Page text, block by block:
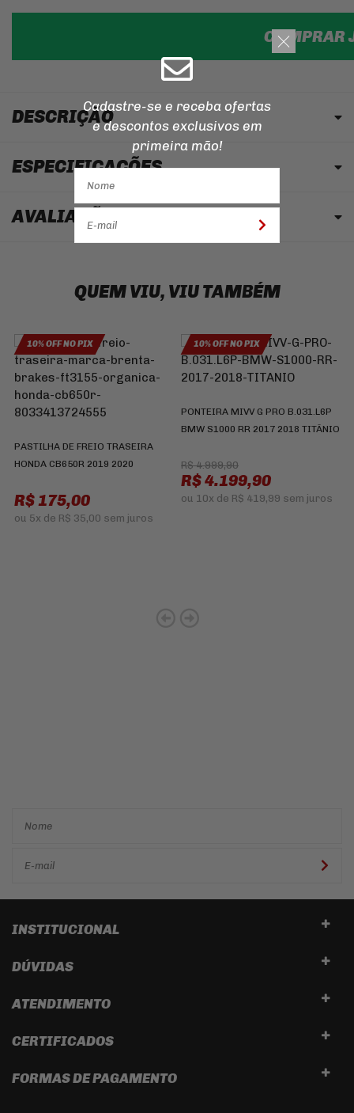
COMPRAR
DESCRIÇÃO
ESPECIFICAÇÕES
AVALIAÇÃO
QUEM VIU, VIU TAMBÉM
10% OFF NO PIX
PASTILHA DE FREIO TRASEIRA
HONDA CB650R 2019 2020
R$ 175,00
ou 5x de R$ 35,00 sem juros
10% OFF NO PIX
PONTEIRA MIVV G PRO B.031.L6P
BMW S1000 RR 2017 2018 TITÂNIO
R$ 4.999,90
R$ 4.199,90
ou 10x de R$ 419,99 sem juros
INSTITUCIONAL
DÚVIDAS
ATENDIMENTO
CERTIFICADOS
FORMAS DE PAGAMENTO
Cadastre-se e receba ofertas
e descontos exclusivos em
primeira mão!